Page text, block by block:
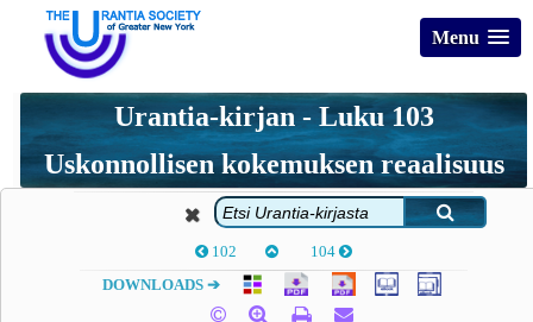
Menu
Urantia-kirjan - Luku 103
Uskonnollisen kokemuksen reaalisuus
102 104
DOWNLOADS ➔